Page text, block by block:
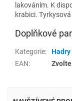
lakováním. K
krabici.
Doplňkové
Kategorie:
Hadry
EAN: